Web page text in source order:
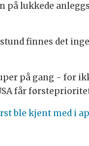
lukkede
finnes det
på gang - for
får
ble kjent med i